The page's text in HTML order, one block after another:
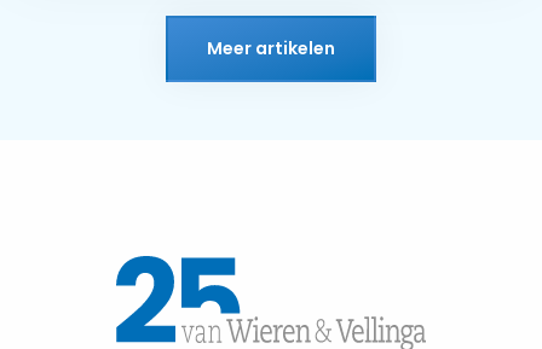
Meer artikelen